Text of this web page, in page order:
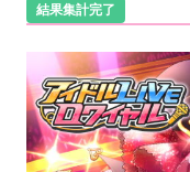
結果集計完了